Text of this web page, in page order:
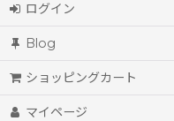
ログイン
Blog
ショッピングカート
マイページ